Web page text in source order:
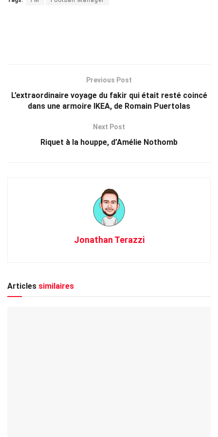
Previous Post
L’extraordinaire voyage du fakir qui était resté coincé
dans une armoire IKEA, de Romain Puertolas
Next Post
Riquet à la houppe, d’Amélie Nothomb
Jonathan Terazzi
Articles similaires